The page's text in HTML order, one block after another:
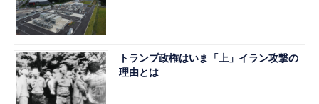
トランプ政権はいま「上」イラン攻撃の
理由とは